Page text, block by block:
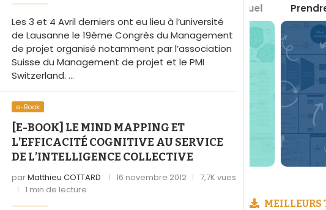
Les 3 et 4 Avril derniers ont eu lieu à l’université
de Lausanne le 19éme Congrès du Management
de projet organisé notamment par l’association
Suisse du Management de projet et le PMI
Switzerland. …
e-Book
[E-BOOK] LE MIND MAPPING ET
L’EFFICACITÉ COGNITIVE AU SERVICE
DE L’INTELLIGENCE COLLECTIVE
parMatthieu COTTARD 16 novembre 2012
7,7K vues
1 min de lecture
La Boite à Outils du Management Visuel Prendre des
MEILLEURS